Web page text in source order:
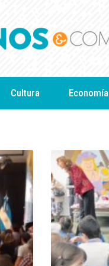
Cultura Economía